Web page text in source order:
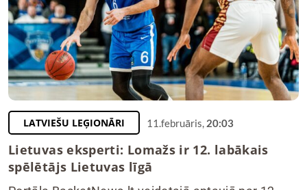
LATVIEŠU LEĢIONĀRI 11.februāris, 20:03
Lietuvas eksperti: Lomažs ir 12. labākais
spēlētājs Lietuvas līgā